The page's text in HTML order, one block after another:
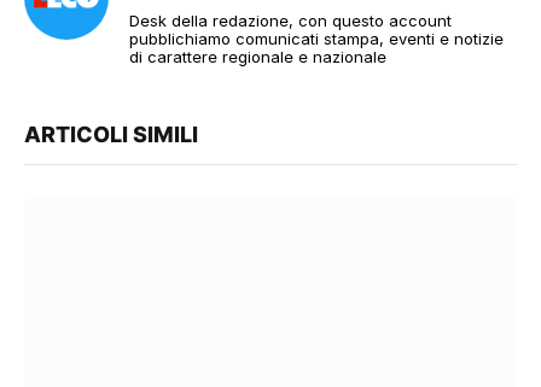
Desk della redazione, con questo account
pubblichiamo comunicati stampa, eventi e notizie
di carattere regionale e nazionale
ARTICOLI SIMILI